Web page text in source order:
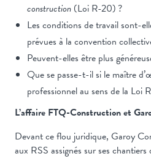
construction(Loi R-20) ?
Les conditions de travail sont-
prévues à la convention
Peuvent-elles être plus
Que se passe-t-il si le maître
professionnel au sens de la Loi
L’affaire FTQ-Construction et
Devant ce flou juridique, Garoy
aux RSS assignés sur ses